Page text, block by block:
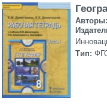
Авторы:
Тип: